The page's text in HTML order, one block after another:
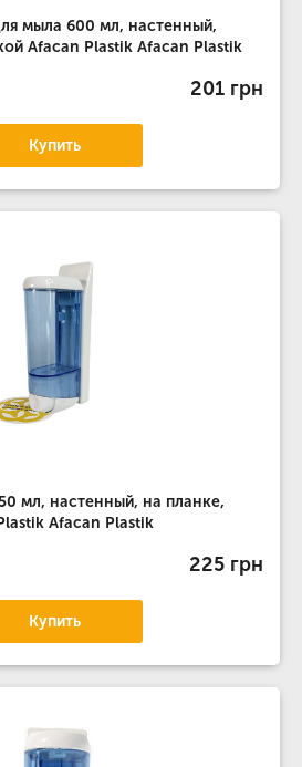
мыла 600 мл, настенный,
Afacan Plastik Afacan Plastik
201 грн
Купить
мл, настенный, на планке,
Afacan Plastik
225 грн
Купить